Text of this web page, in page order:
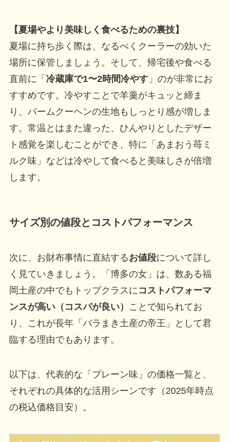
【夏場やより美味しく食べるための裏技】
夏場に持ち歩く際は、なるべくクーラーの効いた
場所に保管しましょう。そして、帰宅後や食べる
直前に「 冷蔵庫で1〜2時間冷やす」のが非常にお
すすめです。冷やすことで羊羹がキュッと締ま
り、バームクーヘンの生地もしっとり感が増しま
す。常温とはまた違った、ひんやりとしたデザー
ト感覚を楽しむことができ、特に「あまおう苺ミ
ルク味」などは冷やして食べると美味しさが倍増
します。
サイズ別の値段とコストパフォーマンス
次に、お財布事情に直結するお値段について詳し
く見ていきましょう。「博多の女」は、数ある福
岡土産の中でもトップクラスにコストパフォーマ
ンスが高い（コスパが良い）
ことで知られてお
り、これが長年「バラまき土産の帝王」として君
臨する理由でもあります。
以下は、代表的な「プレーン味」の価格一覧と、
それぞれの具体的な活用シーンです（2025年時点
の税込価格目安）。